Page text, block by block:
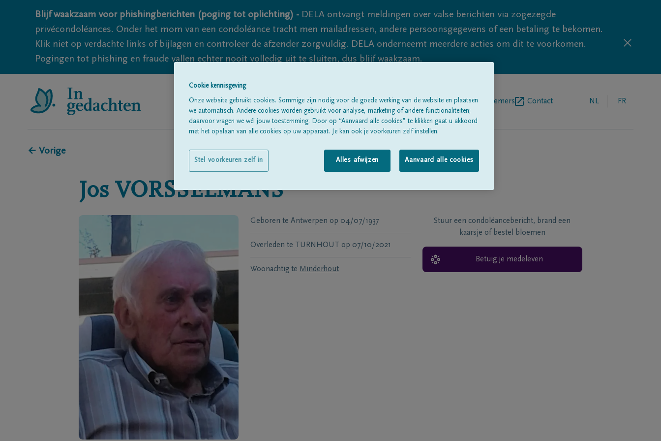
Blijf waakzaam voor phishingberichten (poging tot oplichting) - DELA ontvangt meldingen over valse berichten via zogezegde
privécondoléances. Onder het mom van een condoléance tracht men mailadressen, andere persoonsgegevens of een betaling te bekomen.
Klik niet op verdachte links of bijlagen en controleer de afzender zorgvuldig. DELA onderneemt meerdere acties om dit te voorkomen.
Pogingen tot phishing en fraude vallen echter nooit volledig uit te sluiten, dus blijf waakzaam.
Alle rouwberichtenOver onsBegrafenisondernemers Contact NL FR
← Vorige
Jos VORSSELMANS
Geboren te Antwerpen op 04/07/1937
Overleden te TURNHOUT op 07/10/2021
Woonachtig te Minderhout
Stuur een condoléancebericht, brand een
kaarsje of bestel bloemen
Betuig je medeleven
Cookie kennisgeving
Onze website gebruikt cookies. Sommige zijn nodig voor de goede werking van de website en plaatsen
we automatisch. Andere cookies worden gebruikt voor analyse, marketing of andere functionaliteiten;
daarvoor vragen we wél jouw toestemming. Door op “Aanvaard alle cookies” te klikken gaat u akkoord
met het opslaan van alle cookies op uw apparaat. Je kan ook je voorkeuren zelf instellen.
Alles afwijzen Aanvaard alle cookies
Stel voorkeuren zelf in